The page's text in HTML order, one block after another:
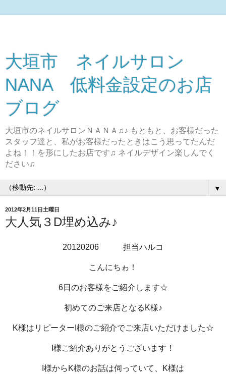
大垣市 ネイルサロン
NANA 低料金設定のお店
ブログ
大垣市のネイルサロンＮＡＮＡ♫♪ もともと、お客様だった
スタッフ達と、私がお客様だったときはこう思ってたんだ
よね！！を形にしたお店です♫ ネイルデザイン楽しんでく
ださい♫
▼
2012年2月11日土曜日
大人気３D埋め込み♪
20120206 担当ハルコ
こんにちゎ！
6日のお客様をご紹介します☆
初めてのご来店となるK様♪
K様はリピーターI様のご紹介でご来店いただけました☆
I様ご紹介ありがとうございます！
I様からK様のお話は伺っていて、K様は